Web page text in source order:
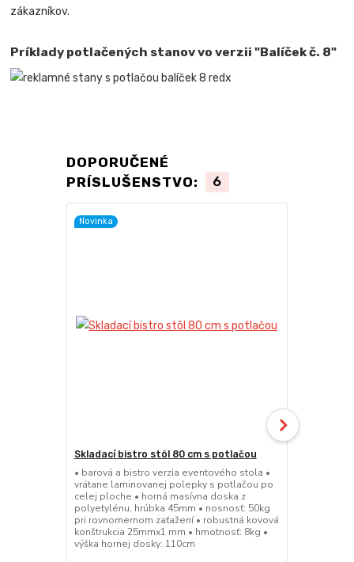
zákazníkov.
Príklady potlačených stanov vo verzii "Balíček č. 8"
DOPORUČENÉ
PRÍSLUŠENSTVO:
6
Novinka
Skladací bistro stôl 80 cm s potlačou
• barová a bistro verzia eventového stola •
vrátane laminovanej polepky s potlačou po
celej ploche • horná masívna doska z
polyetylénu, hrúbka 45mm • nosnosť: 50kg
pri rovnomernom zaťažení • robustná kovová
konštrukcia 25mmx1 mm • hmotnosť: 8kg •
výška hornej dosky: 110cm